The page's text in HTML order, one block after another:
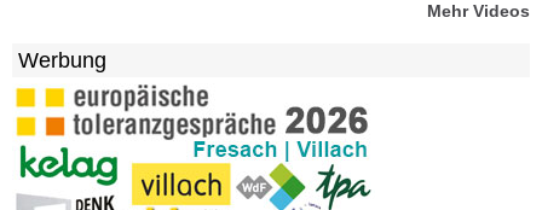
Mehr Videos
Werbung